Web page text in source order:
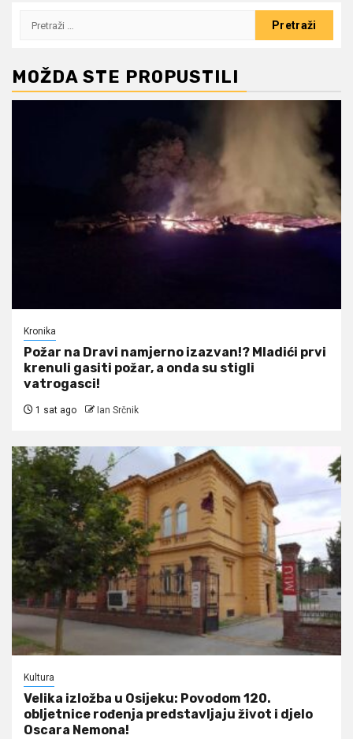
Pretraži:
MOŽDA STE PROPUSTILI
Kronika
Požar na Dravi namjerno izazvan!? Mladići prvi
krenuli gasiti požar, a onda su stigli
vatrogasci!
1 sat ago Ian Srčnik
Kultura
Velika izložba u Osijeku: Povodom 120.
obljetnice rođenja predstavljaju život i djelo
Oscara Nemona!